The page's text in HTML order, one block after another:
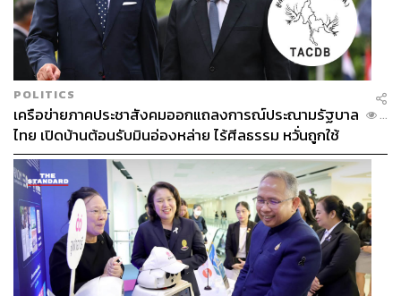
POLITICS
เครือข่ายภาคประชาสังคมออกแถลงการณ์ประณามรัฐบาล
ไทย เปิดบ้านต้อนรับมินอ่องหล่าย ไร้ศีลธรรม หวั่นถูกใช้
เป็นเครื่องมือกดขี่ชาวเมียนมา
...